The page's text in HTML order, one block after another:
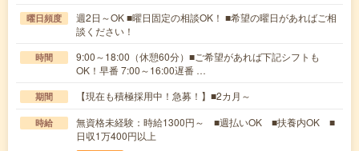
曜日頻度
週2日～OK ■曜日固定の相談OK！ ■希望の曜日があればご相
談ください！
時間
9:00～18:00（休憩60分）■ご希望があれば下記シフトも
OK！早番 7:00～16:00遅番 …
期間 【現在も積極採用中！急募！】■2カ月～
時給
無資格未経験：時給1300円～ ■週払いOK ■扶養内OK ■
日収1万400円以上